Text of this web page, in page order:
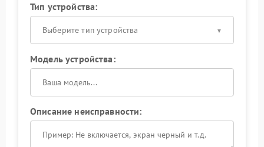
Тип устройства:
Выберите тип устройства
Модель устройства:
Описание неисправности: